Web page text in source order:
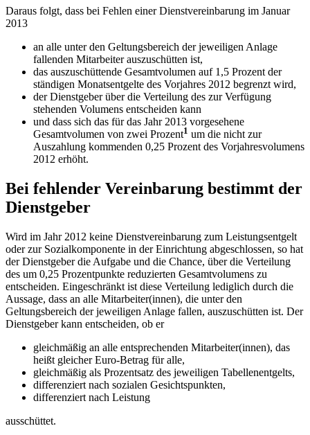
Daraus folgt, dass bei Fehlen einer Dienstvereinbarung im Januar
2013
an alle unter den Geltungsbereich der jeweiligen Anlage
fallenden Mitarbeiter auszuschütten ist,
das auszuschüttende Gesamtvolumen auf 1,5 Prozent der
ständigen Monatsentgelte des Vorjahres 2012 begrenzt wird,
der Dienstgeber über die Verteilung des zur Verfügung
stehenden Volumens entscheiden kann
und dass sich das für das Jahr 2013 ­vorgesehene
Gesamtvolumen von zwei Prozent1 um die nicht zur
Auszahlung kommenden 0,25 Prozent des Vorjahresvolumens
2012 erhöht.
Bei fehlender Vereinbarung bestimmt der
Dienstgeber
Wird im Jahr 2012 keine Dienstvereinbarung zum Leistungsentgelt
oder zur Sozialkomponente in der Einrichtung abgeschlossen, so hat
der Dienstgeber die Aufgabe und die Chance, über die Verteilung
des um 0,25 Prozentpunkte reduzierten Gesamtvolumens zu
entscheiden. Eingeschränkt ist diese Verteilung lediglich durch die
Aussage, dass an alle Mitarbeiter(innen), die unter den
Geltungsbereich der jeweiligen Anlage fallen, auszuschütten ist. Der
Dienstgeber kann entscheiden, ob er
gleichmäßig an alle entsprechenden Mitarbeiter(innen), das
heißt gleicher Euro-Betrag für alle,
gleichmäßig als Prozentsatz des jeweiligen Tabellenentgelts,
differenziert nach sozialen Gesichtspunkten,
differenziert nach Leistung
ausschüttet.